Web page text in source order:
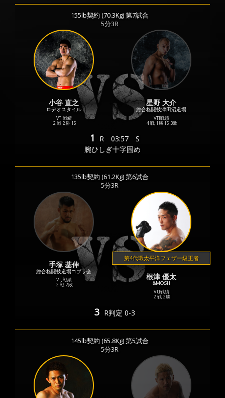
155lb契約 (70.3Kg) 第7試合
5分3R
小谷 直之
ロデオスタイル
VTJ戦績
2 戦 2勝 1S
星野 大介
総合格闘技津田沼道場
VTJ戦績
4 戦 1勝 1S 3敗
1 R 03:57
S
腕ひしぎ十字固め
135lb契約 (61.2Kg) 第6試合
5分3R
手塚 基伸
総合格闘技道場コブラ会
VTJ戦績
2 戦 2敗
第4代環太平洋フェザー級王者
根津 優太
&MOSH
VTJ戦績
2 戦 2勝
3 R判定 0-3
145lb契約 (65.8Kg) 第5試合
5分3R